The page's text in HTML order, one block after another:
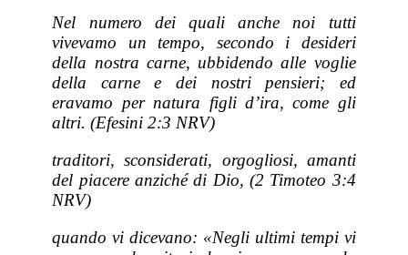
Nel numero dei quali anche noi tutti
vivevamo un tempo, secondo i desideri
della nostra carne, ubbidendo alle voglie
della carne e dei nostri pensieri; ed
eravamo per natura figli d’ira, come gli
altri. (Efesini 2:3 NRV)
traditori, sconsiderati, orgogliosi, amanti
del piacere anziché di Dio, (2 Timoteo 3:4
NRV)
quando vi dicevano: «Negli ultimi tempi vi